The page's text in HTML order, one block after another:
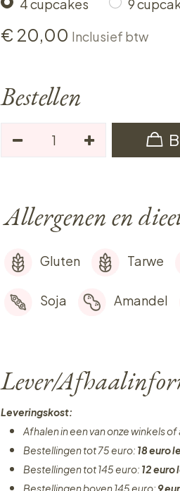
4 cupcakes 9
€ 20,00 Inclusief btw
Bestellen
Allergenen en
Gluten Tarwe
Soja Amandel
Lever/
Leveringskost:
Afhalen in een van onze winkels
Bestellingen tot 75 euro: 18 euro
Bestellingen tot 145 euro: 12 euro
Bestellingen boven 145 euro: 9